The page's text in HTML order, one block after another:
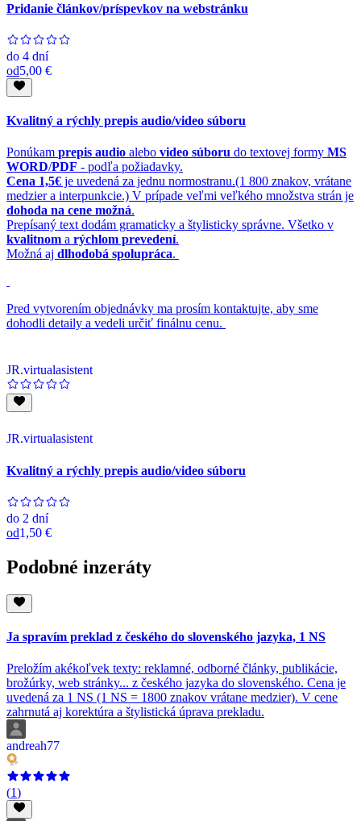
Pridanie článkov/príspevkov na webstránku
do 4 dní
od5,00 €
Kvalitný a rýchly prepis audio/video súboru
Ponúkam prepis audio alebo video súboru do textovej formy MS
WORD/PDF - podľa požiadavky.
Cena 1,5€ je uvedená za jednu normostranu.(1 800 znakov, vrátane
medzier a interpunkcie.) V prípade veľmi veľkého množstva strán je
dohoda na cene možná.
Prepísaný text dodám gramaticky a štylisticky správne. Všetko v
kvalitnom a rýchlom prevedení.
Možná aj dlhodobá spolupráca.
Pred vytvorením objednávky ma prosím kontaktujte, aby sme
dohodli detaily a vedeli určiť finálnu cenu.
JR.virtualasistent
JR.virtualasistent
Kvalitný a rýchly prepis audio/video súboru
do 2 dní
od1,50 €
Podobné inzeráty
Ja spravím preklad z českého do slovenského jazyka, 1 NS
Preložím akékoľvek texty: reklamné, odborné články, publikácie,
brožúrky, web stránky... z českého jazyka do slovenského. Cena je
uvedená za 1 NS (1 NS = 1800 znakov vrátane medzier). V cene
zahrnutá aj korektúra a štylistická úprava prekladu.
andreah77
(1)